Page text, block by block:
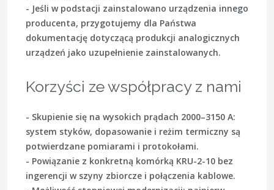
- Jeśli w podstacji zainstalowano urządzenia innego
producenta, przygotujemy dla Państwa
dokumentację dotyczącą produkcji analogicznych
urządzeń jako uzupełnienie zainstalowanych.
Korzyści ze współpracy z nami
- Skupienie się na wysokich prądach 2000–3150 A:
system styków, dopasowanie i reżim termiczny są
potwierdzane pomiarami i protokołami.
- Powiązanie z konkretną komórką KRU-2-10 bez
ingerencji w szyny zbiorcze i połączenia kablowe.